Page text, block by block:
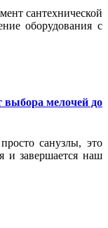
сантехнической
оборудования с
выбора мелочей до
санузлы, это
и завершается наш